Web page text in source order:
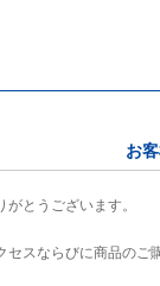
お
とうございます。
スならびに商品のご